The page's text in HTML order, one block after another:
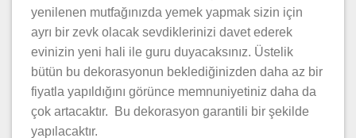
yenilenen mutfağınızda yemek yapmak sizin için
ayrı bir zevk olacak sevdiklerinizi davet ederek
evinizin yeni hali ile guru duyacaksınız. Üstelik
bütün bu dekorasyonun beklediğinizden daha az bir
fiyatla yapıldığını görünce memnuniyetiniz daha da
çok artacaktır. Bu dekorasyon garantili bir şekilde
yapılacaktır.